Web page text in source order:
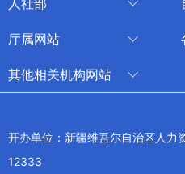
人社部
技能人才评价工作网
厅属网站
中国新疆人才网
其他相关机构网站
新疆新闻网
开办单位：新疆维吾尔自治区人
12333